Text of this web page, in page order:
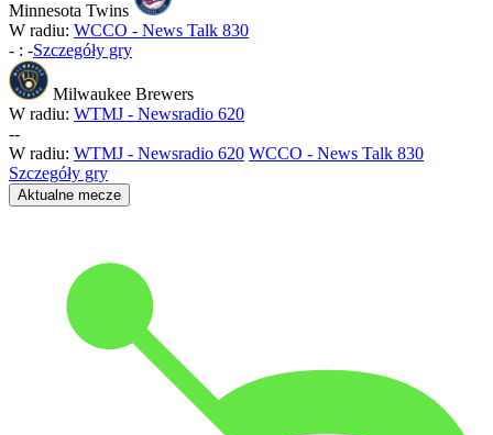
Minnesota Twins
W radiu: WCCO - News Talk 830
- : -Szczegóły gry
Milwaukee Brewers
W radiu: WTMJ - Newsradio 620
--
W radiu: WTMJ - Newsradio 620 WCCO - News Talk 830
Szczegóły gry
Aktualne mecze